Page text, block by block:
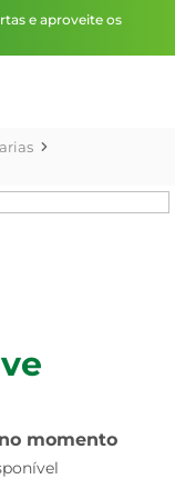
e aproveite os
momento